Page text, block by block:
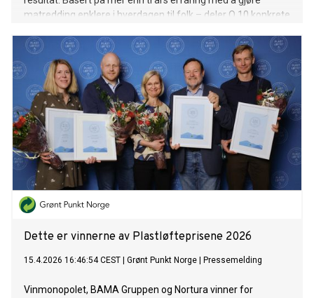
matredding enklere i hverdagen til folk – deler Q 10 konkrete
Dette er vinnerne av Plastløfteprisene 2026
15.4.2026 16:46:54 CEST Grønt Punkt Norge Pressemelding
Vinmonopolet, BAMA Gruppen og Nortura vinner for